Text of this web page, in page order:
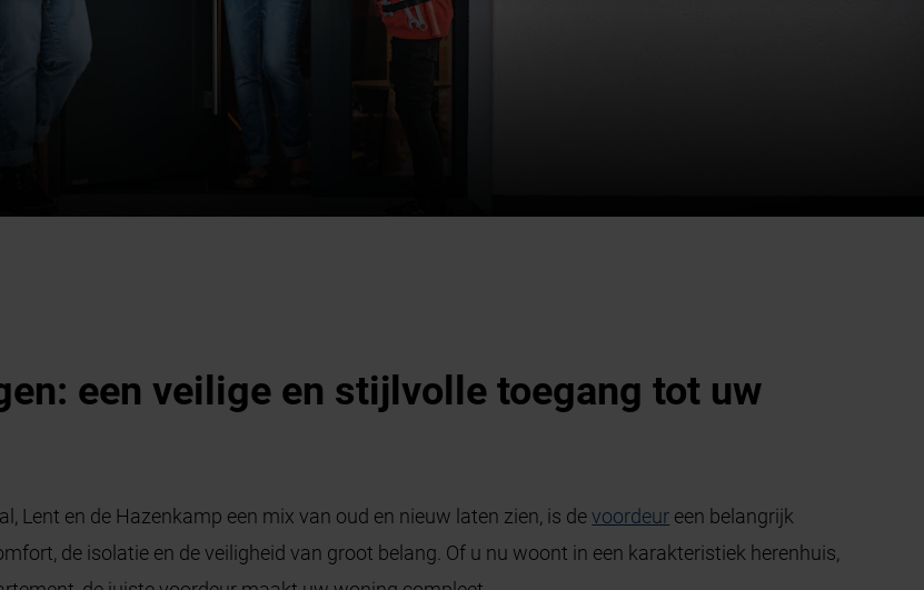
een veilige en stijlvolle toegang tot uw
Lent en de Hazenkamp een mix van oud en nieuw laten zien, is devoordeur een belangrijk
de isolatie en de veiligheid van groot belang. Of u nu woont in een karakteristiek herenhuis,